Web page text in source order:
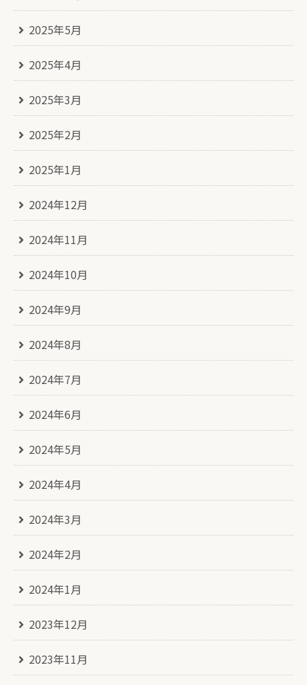
2025年5月
2025年4月
2025年3月
2025年2月
2025年1月
2024年12月
2024年11月
2024年10月
2024年9月
2024年8月
2024年7月
2024年6月
2024年5月
2024年4月
2024年3月
2024年2月
2024年1月
2023年12月
2023年11月